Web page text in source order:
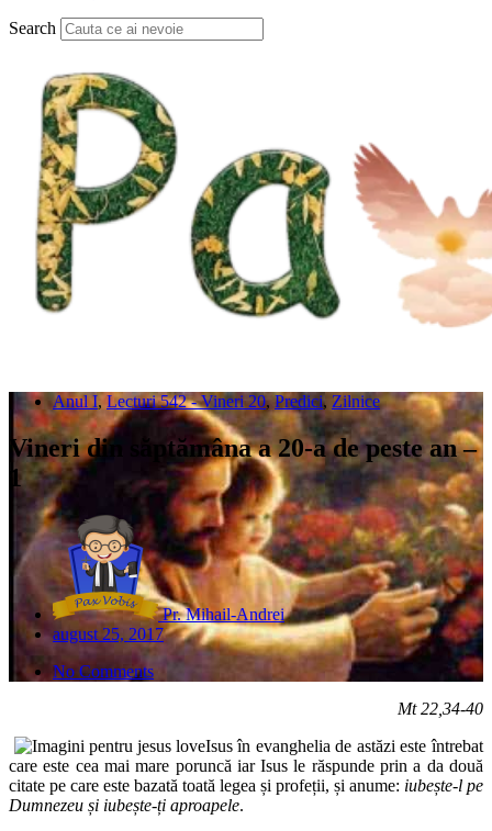
Search
Anul I, Lecturi 542 - Vineri 20,Predici, Zilnice
Vineri din săptămâna a 20-a de peste an –
1
Pr. Mihail-Andrei
august 25, 2017
No Comments
Mt 22,34-40
Isus în evanghelia de astăzi este întrebat
care este cea mai mare poruncă iar Isus le răspunde prin a da două
citate pe care este bazată toată legea și profeții, și anume: iubește-l pe
Dumnezeu și iubește-ți aproapele.